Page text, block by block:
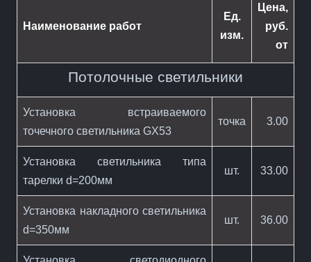
Наименование работ
Ед.
изм.
Цена,
руб.
от
Потолочные светильники
Установка встраиваемого
точечного светильника GX53
точка 3.00
Установка светильника типа
тарелки d=200мм
шт. 33.00
Установка накладного светильника
d=350мм
шт. 36.00